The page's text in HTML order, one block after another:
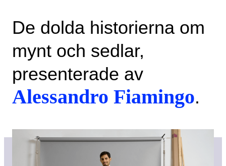
De dolda historierna om
mynt och sedlar,
presenterade av
Alessandro Fiamingo.